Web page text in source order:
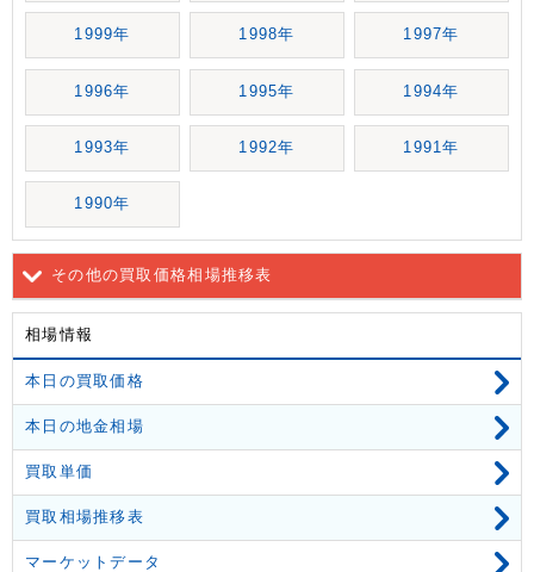
1999年 1998年 1997年
1996年 1995年 1994年
1993年 1992年 1991年
1990年
その他の買取価格相場推移表
相場情報
本日の買取価格
本日の地金相場
買取単価
買取相場推移表
マーケットデータ